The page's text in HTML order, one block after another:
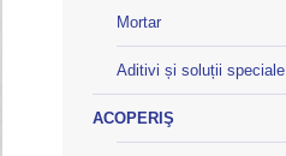
Mortar
Aditivi și soluții speciale
ACOPERIŞ